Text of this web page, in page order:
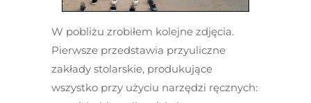
W pobliżu zrobiłem kolejne zdjęcia.
Pierwsze przedstawia przyuliczne
zakłady stolarskie, produkujące
wszystko przy użyciu narzędzi ręcznych: